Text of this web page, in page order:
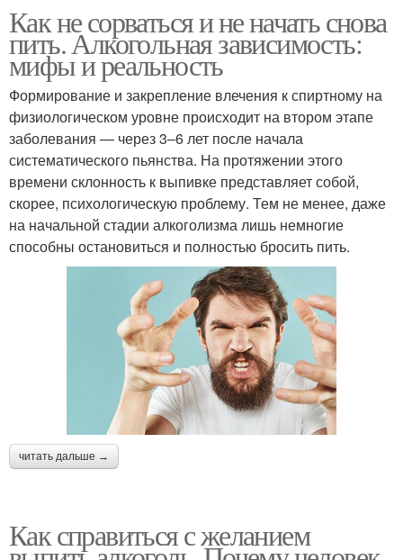
Как не сорваться и не начать снова
пить. Алкогольная зависимость:
мифы и реальность
Формирование и закрепление влечения к спиртному на
физиологическом уровне происходит на втором этапе
заболевания — через 3–6 лет после начала
систематического пьянства. На протяжении этого
времени склонность к выпивке представляет собой,
скорее, психологическую проблему. Тем не менее, даже
на начальной стадии алкоголизма лишь немногие
способны остановиться и полностью бросить пить.
читать дальше →
Как справиться с желанием